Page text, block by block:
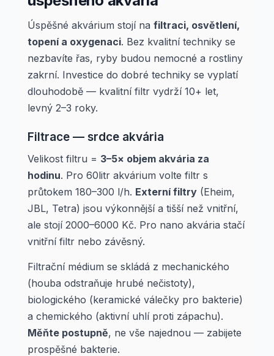
Úspěšné akvárium stojí na filtraci, osvětlení,
topení a oxygenaci. Bez kvalitní techniky se
nezbavíte řas, ryby budou nemocné a rostliny
zakrní. Investice do dobré techniky se vyplatí
dlouhodobě — kvalitní filtr vydrží 10+ let,
levný 2–3 roky.
Filtrace — srdce akvária
Velikost filtru = 3–5× objem akvária za
hodinu. Pro 60litr akvárium volte filtr s
průtokem 180–300 l/h. Externí filtry (Eheim,
JBL, Tetra) jsou výkonnější a tišší než vnitřní,
ale stojí 2000–6000 Kč. Pro nano akvária stačí
vnitřní filtr nebo závěsný.
Filtrační médium se skládá z mechanického
(houba odstraňuje hrubé nečistoty),
biologického (keramické válečky pro bakterie)
a chemického (aktivní uhlí proti zápachu).
Měňte postupně, ne vše najednou — zabijete
prospěšné bakterie.